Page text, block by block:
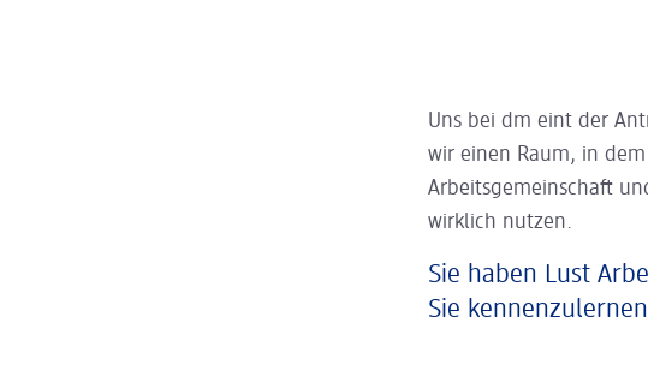
Uns bei dm eint der
wir einen Raum, in
Arbeitsgemeinschaft
wirklich nutzen.
Sie haben Lust
Sie